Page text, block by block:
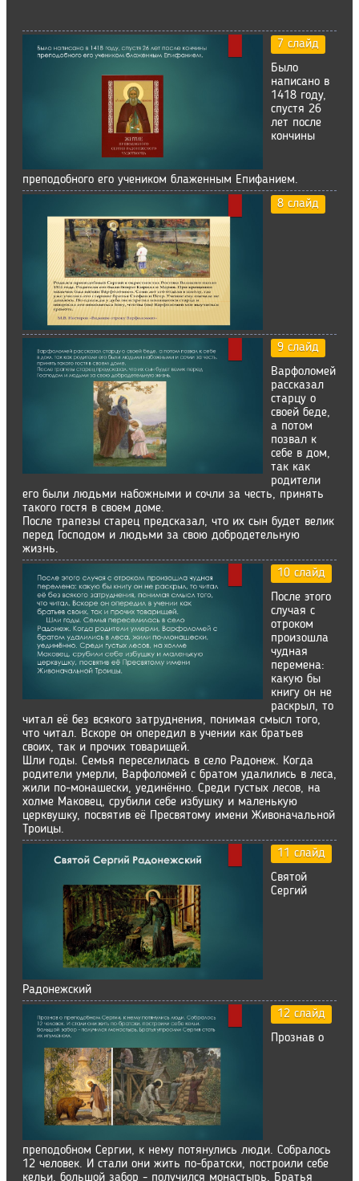
7 слайд
Было
написано в
1418 году,
спустя 26
лет после
кончины
преподобного его учеником блаженным Епифанием.
8 слайд
9 слайд
Варфоломей
рассказал
старцу о
своей беде,
а потом
позвал к
себе в дом,
так как
родители
его были людьми набожными и сочли за честь, принять
такого гостя в своем доме.
После трапезы старец предсказал, что их сын будет велик
перед Господом и людьми за свою добродетельную
жизнь.
10 слайд
После этого
случая с
отроком
произошла
чудная
перемена:
какую бы
книгу он не
раскрыл, то
читал её без всякого затруднения, понимая смысл того,
что читал. Вскоре он опередил в учении как братьев
своих, так и прочих товарищей.
Шли годы. Семья переселилась в село Радонеж. Когда
родители умерли, Варфоломей с братом удалились в леса,
жили по-монашески, уединённо. Среди густых лесов, на
холме Маковец, срубили себе избушку и маленькую
церквушку, посвятив её Пресвятому имени Живоначальной
Троицы.
11 слайд
Святой
Сергий
Радонежский
12 слайд
Прознав о
преподобном Сергии, к нему потянулись люди. Собралось
12 человек. И стали они жить по-братски, построили себе
кельи, большой забор - получился монастырь. Братья